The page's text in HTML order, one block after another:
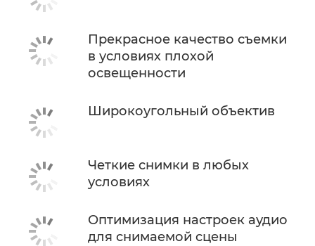
Прекрасное качество съемки
в условиях плохой
освещенности
Широкоугольный объектив
Четкие снимки в любых
условиях
Оптимизация настроек аудио
для снимаемой сцены